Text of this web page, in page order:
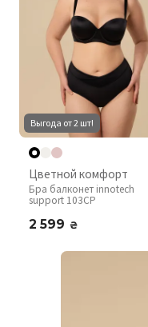
Выгода от 2 шт!
Цветной комфорт
Бра балконет innotech
support 103CP
2 599 ₴